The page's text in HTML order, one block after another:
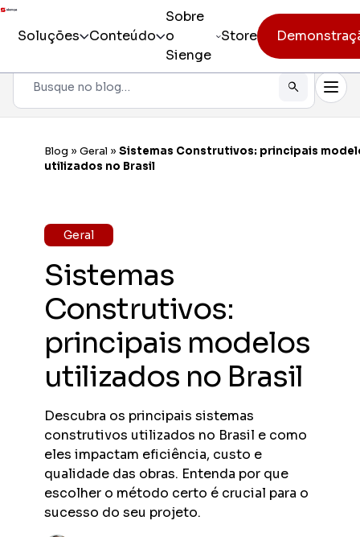
Soluções Conteúdo
Sobre
o
Sienge
Store
Todos os produtos
Incorporação
Obra
Pós-vendas
Pesquisar
Blog » Geral » Sistemas Construtivos: principais
utilizados no Brasil
Geral
Sistemas
Construtivos:
principais modelos
utilizados no Brasil
Descubra os principais sistemas
construtivos utilizados no Brasil e como
eles impactam eficiência, custo e
qualidade das obras. Entenda por que
escolher o método certo é crucial para o
sucesso do seu projeto.